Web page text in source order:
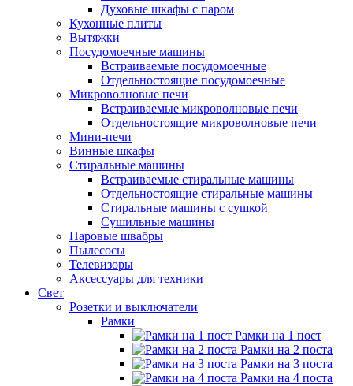
Духовые шкафы с паром
Кухонные плиты
Вытяжки
Посудомоечные машины
Встраиваемые посудомоечные
Отдельностоящие посудомоечные
Микроволновые печи
Встраиваемые микроволновые печи
Отдельностоящие микроволновые печи
Мини-печи
Винные шкафы
Стиральные машины
Встраиваемые стиральные машины
Отдельностоящие стиральные машины
Стиральные машины с сушкой
Сушильные машины
Паровые швабры
Пылесосы
Телевизоры
Аксессуары для техники
Свет
Розетки и выключатели
Рамки
Рамки на 1 пост
Рамки на 2 поста
Рамки на 3 поста
Рамки на 4 поста